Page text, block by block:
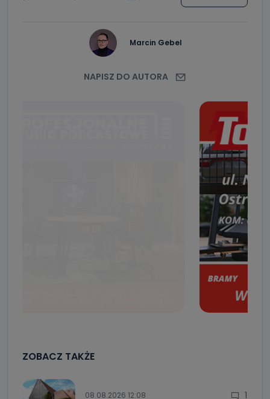
Marcin Gebel
NAPISZ DO AUTORA
ZOBACZ TAKŻE
08.08.2026 12:08 1